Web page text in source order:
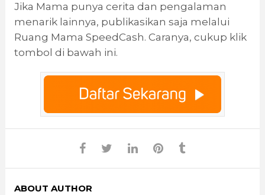
Jika Mama punya cerita dan pengalaman
menarik lainnya, publikasikan saja melalui
Ruang Mama SpeedCash. Caranya, cukup klik
tombol di bawah ini.
ABOUT AUTHOR